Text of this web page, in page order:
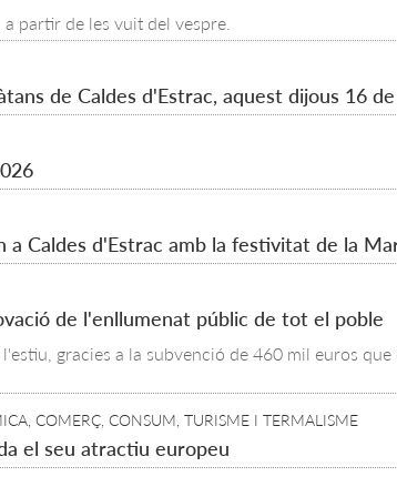
partir de les vuit del vespre.
de Caldes d'Estrac, aquest dijous 16
Caldes d'Estrac amb la festivitat de la
de l'enllumenat públic de tot el poble
gracies a la subvenció de 460 mil euros
COMERÇ, CONSUM, TURISME I TERMALISME
el seu atractiu europeu